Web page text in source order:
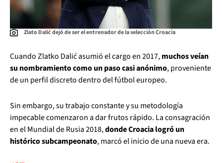
Zlato Dalić dejó de ser el entrenador de la selección Croacia
Cuando Zlatko Dalić asumió el cargo en 2017,muchos veían
su nombramiento como un paso casi anónimo, proveniente
de un perfil discreto dentro del fútbol europeo.
Sin embargo, su trabajo constante y su metodología
impecable comenzaron a dar frutos rápido. La consagración
en el Mundial de Rusia 2018,donde Croacia logró un
histórico subcampeonato, marcó el inicio de una nueva era.